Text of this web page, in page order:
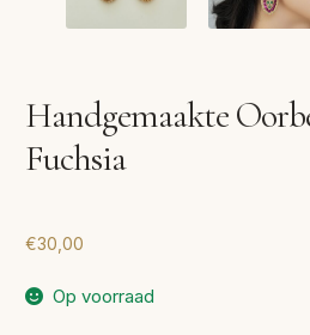
Handgemaakte
Fuchsia
€30,00
Op voorraad